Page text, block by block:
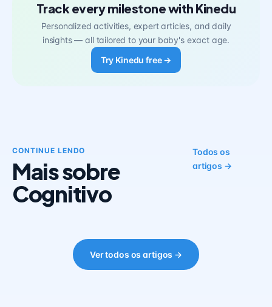
Track every milestone with Kinedu
Personalized activities, expert articles, and daily
insights — all tailored to your baby's exact age.
Try Kinedu free →
CONTINUE LENDO
Mais sobre
Cognitivo
Todos os
artigos →
Ver todos os artigos →